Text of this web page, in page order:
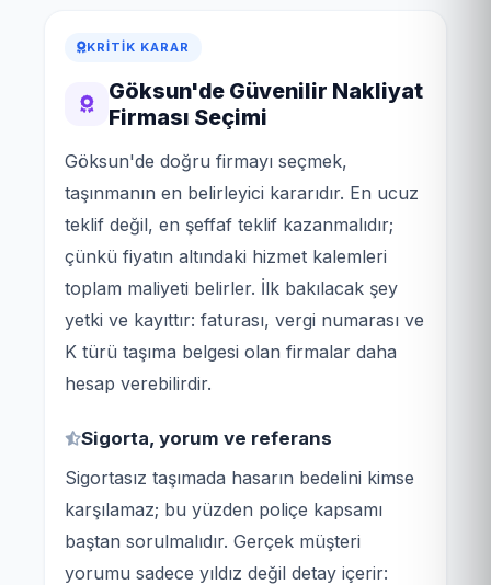
KRITIK KARAR
Göksun'de Güvenilir Nakliyat
Firması Seçimi
Göksun'de doğru firmayı seçmek,
taşınmanın en belirleyici kararıdır. En ucuz
teklif değil, en şeffaf teklif kazanmalıdır;
çünkü fiyatın altındaki hizmet kalemleri
toplam maliyeti belirler. İlk bakılacak şey
yetki ve kayıttır: faturası, vergi numarası ve
K türü taşıma belgesi olan firmalar daha
hesap verebilirdir.
Sigorta, yorum ve referans
Sigortasız taşımada hasarın bedelini kimse
karşılamaz; bu yüzden poliçe kapsamı
baştan sorulmalıdır. Gerçek müşteri
yorumu sadece yıldız değil detay içerir: